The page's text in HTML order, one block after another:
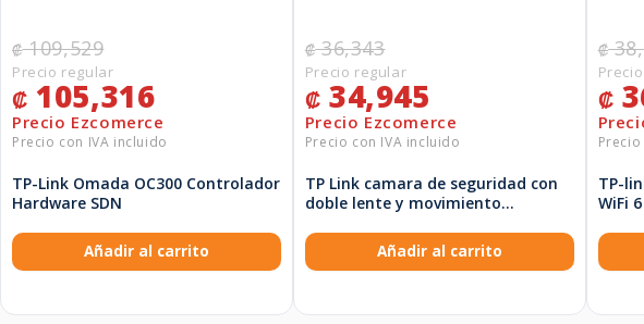
₡109,529
₡ 105,316
TP-Link Omada OC300 Controlador
Hardware SDN
Añadir al carrito
₡36,343
₡ 34,945
TP Link camara de seguridad con
doble lente y movimiento
interiores y exteriores – Tapo
C246D
Añadir al carrito
₡
₡
TP-
WiFi